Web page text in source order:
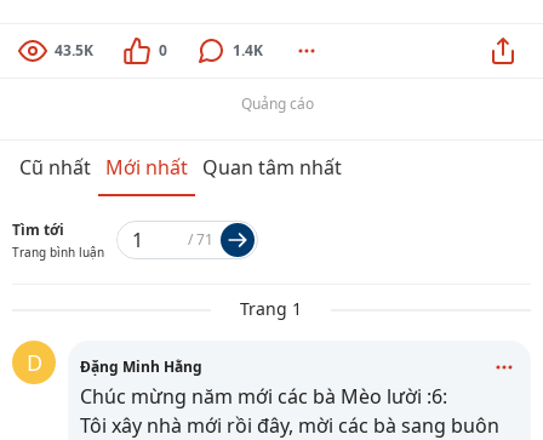
43.5K 0 1.4K
Quảng cáo
Cũ nhất Mới nhất Quan tâm nhất
Tìm tới
Trang bình luận
/71
Trang 1
D Đặng Minh Hằng
Chúc mừng năm mới các bà Mèo lười :6:
Tôi xây nhà mới rồi đây, mời các bà sang buôn